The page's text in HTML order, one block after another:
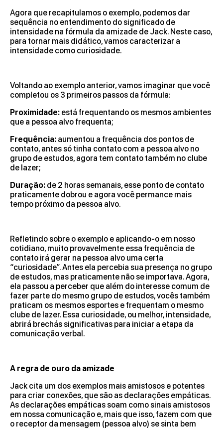
Agora que recapitulamos o exemplo, podemos dar
sequência no entendimento do significado de
intensidade na fórmula da amizade de Jack. Neste caso,
para tornar mais didático, vamos caracterizar a
intensidade como curiosidade.
Voltando ao exemplo anterior, vamos imaginar que você
completou os 3 primeiros passos da fórmula:
Proximidade: está frequentando os mesmos ambientes
que a pessoa alvo frequenta;
Frequência: aumentou a frequência dos pontos de
contato, antes só tinha contato com a pessoa alvo no
grupo de estudos, agora tem contato também no clube
de lazer;
Duração: de 2 horas semanais, esse ponto de contato
praticamente dobrou e agora você permance mais
tempo próximo da pessoa alvo.
Refletindo sobre o exemplo e aplicando-o em nosso
cotidiano, muito provavelmente essa frequência de
contato irá gerar na pessoa alvo uma certa
“curiosidade”. Antes ela percebia sua presença no grupo
de estudos, mas praticamente não se importava. Agora,
ela passou a perceber que além do interesse comum de
fazer parte do mesmo grupo de estudos, vocês também
praticam os mesmos esportes e frequentam o mesmo
clube de lazer. Essa curiosidade, ou melhor, intensidade,
abrirá brechás significativas para iniciar a etapa da
comunicação verbal.
A regra de ouro da amizade
Jack cita um dos exemplos mais amistosos e potentes
para criar conexões, que são as declarações empáticas.
As declarações empáticas soam como sinais amistosos
em nossa comunicação e, mais que isso, fazem com que
o receptor da mensagem (pessoa alvo) se sinta bem